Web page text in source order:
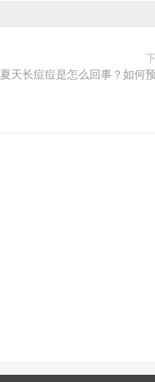
夏天长痘痘是怎么回事？如何